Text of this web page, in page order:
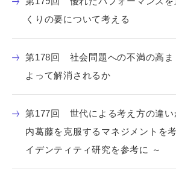
くりの要について考える
第178回 社会問題への不満の高ま
よって解消されるか
第177回 世代による考え方の違い
内葛藤を克服するマネジメントを
イデンティティ研究を参考に ～